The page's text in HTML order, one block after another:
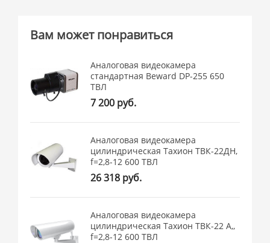
Вам может понравиться
Аналоговая видеокамера
стандартная Beward DP-255 650
ТВЛ
7 200 руб.
Аналоговая видеокамера
цилиндрическая Тахион ТВК-22ДН,
f=2,8-12 600 ТВЛ
26 318 руб.
Аналоговая видеокамера
цилиндрическая Тахион ТВК-22 А,,
f=2,8-12 600 ТВЛ